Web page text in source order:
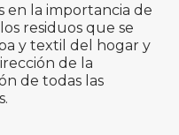
en la importancia de
residuos que se
y textil del hogar y
de la
de todas las